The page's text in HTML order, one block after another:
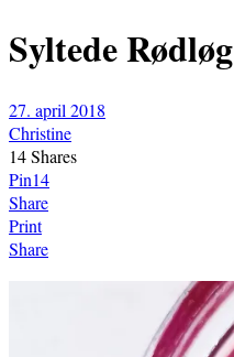
Syltede Rødløg
27. april 2018
Christine
14Shares
Pin14
Share
Print
Share